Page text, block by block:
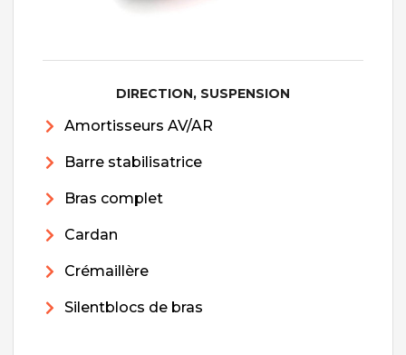
DIRECTION, SUSPENSION
Amortisseurs AV/AR
Barre stabilisatrice
Bras complet
Cardan
Crémaillère
Silentblocs de bras